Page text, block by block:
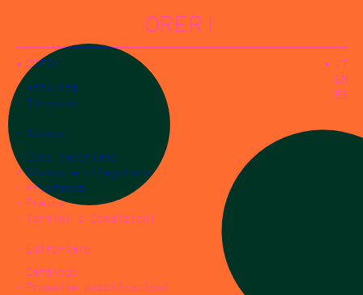
ORERI
ORERI
Attività
Tirocini
Stampa
Come lavoriamo
Stampa e rilegatura
Prestampa
Prezzi
Termini e Condizioni
Editoriale
Catalogo
Prossime pubblicazioni
IT
EN
ES